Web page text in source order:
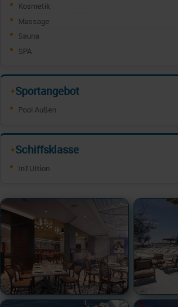
Kosmetik
Massage
Sauna
SPA
✦Sportangebot
Pool Außen
✦Schiffsklasse
InTUItion